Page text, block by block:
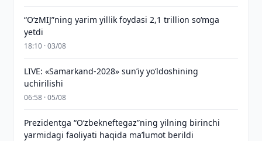
“O‘zMIJ”ning yarim yillik foydasi 2,1 trillion so‘mga
yetdi
18:10 · 03/08
LIVE: «Samarkand-2028» sun’iy yo‘ldoshining
uchirilishi
06:58 · 05/08
Prezidentga “Oʻzbekneftegaz”ning yilning birinchi
yarmidagi faoliyati haqida maʼlumot berildi